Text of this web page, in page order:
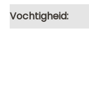
Vochtigheid